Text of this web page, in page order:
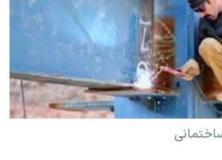
۲۰۲۴
اسرائیل